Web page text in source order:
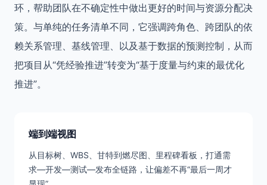
环，帮助团队在不确定性中做出更好的时间与资源分配决
策。与单纯的任务清单不同，它强调跨角色、跨团队的依
赖关系管理、基线管理、以及基于数据的预测控制，从而
把项目从“凭经验推进”转变为“基于度量与约束的最优化
推进”。
端到端视图
从目标树、WBS、甘特到燃尽图、里程碑看板，打通需
求—开发—测试—发布全链路，让偏差不再“最后一周才